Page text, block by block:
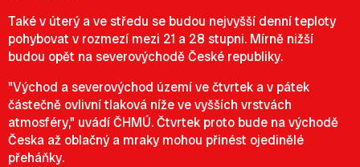
Také v úterý a ve středu se budou nejvyšší denní teploty
pohybovat v rozmezí mezi 21 a 28 stupni. Mírně nižší
budou opět na severovýchodě České republiky.
"Východ a severovýchod území ve čtvrtek a v pátek
částečně ovlivní tlaková níže ve vyšších vrstvách
atmosféry," uvádí ČHMÚ. Čtvrtek proto bude na východě
Česka až oblačný a mraky mohou přinést ojedinělé
přeháňky.